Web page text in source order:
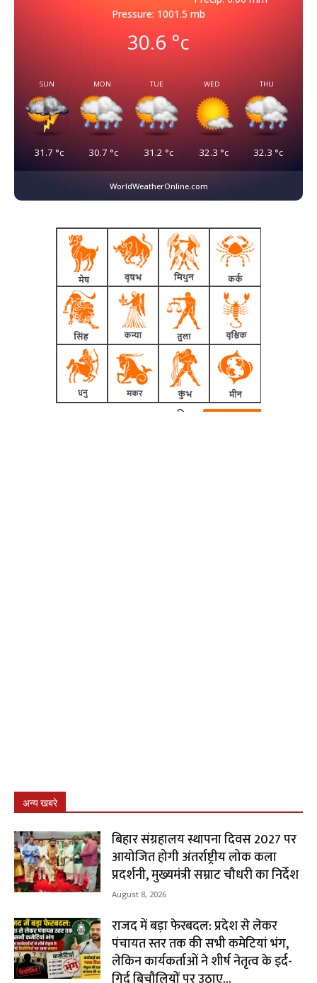
Pressure: 1001.5 mb
30.6 °c
SUN
31.7 °c
MON
30.7 °c
TUE
31.2 °c
WED
32.3 °c
THU
32.3 °c
WorldWeatherOnline.com
अन्य खबरे
बिहार संग्रहालय स्थापना दिवस 2027 पर
आयोजित होगी अंतर्राष्ट्रीय लोक कला
प्रदर्शनी, मुख्यमंत्री सम्राट चौधरी का निर्देश
August 8, 2026
राजद में बड़ा फेरबदल: प्रदेश से लेकर
पंचायत स्तर तक की सभी कमेटियां भंग,
लेकिन कार्यकर्ताओं ने शीर्ष नेतृत्व के इर्द-